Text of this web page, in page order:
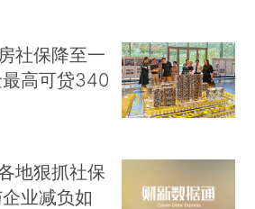
社保降至一
高可贷340
地狠抓社保
业减负如